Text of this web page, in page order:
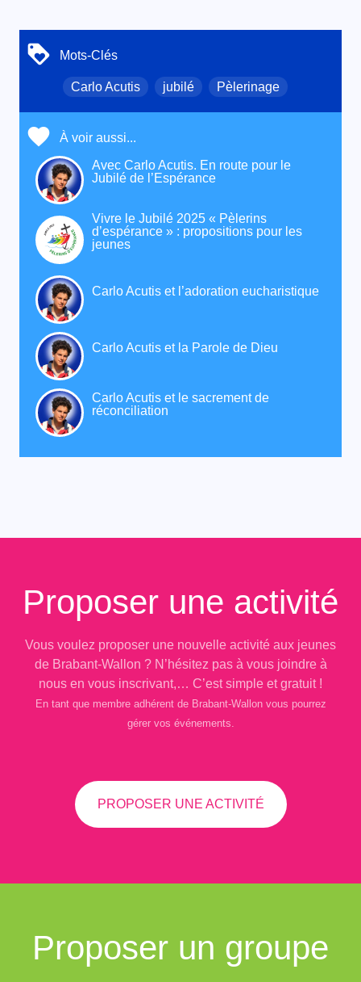
Mots-Clés
Carlo Acutis jubilé Pèlerinage
À voir aussi...
Avec Carlo Acutis. En route pour le
Jubilé de l’Espérance
Vivre le Jubilé 2025 « Pèlerins
d’espérance » : propositions pour les
jeunes
Carlo Acutis et l’adoration eucharistique
Carlo Acutis et la Parole de Dieu
Carlo Acutis et le sacrement de
réconciliation
Proposer une activité
Vous voulez proposer une nouvelle activité aux jeunes
de Brabant-Wallon ? N’hésitez pas à vous joindre à
nous en vous inscrivant,… C’est simple et gratuit !
En tant que membre adhérent de Brabant-Wallon vous pourrez
gérer vos événements.
PROPOSER UNE ACTIVITÉ
Proposer un groupe